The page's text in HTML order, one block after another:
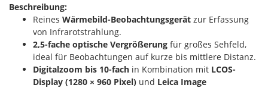
Beschreibung:
Reines Wärmebild-Beobachtungsgerät zur Erfassung
von Infrarotstrahlung.
2,5-fache optische Vergrößerung für großes Sehfeld,
ideal für Beobachtungen auf kurze bis mittlere Distanz.
Digitalzoom bis 10-fach in Kombination mit LCOS-
Display (1280 × 960 Pixel) und Leica Image